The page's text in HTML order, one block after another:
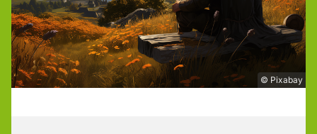
© Pixabay